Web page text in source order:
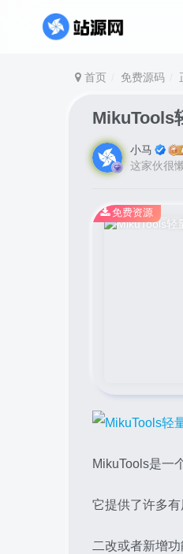
首页 免费源码
MikuTools
小马
这家伙很
免费资源
MikuTools是一
它提供了许多
二改或者新增